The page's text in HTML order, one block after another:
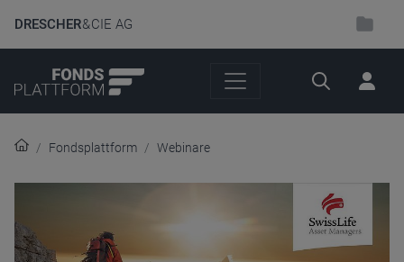
DRESCHER& CIE AG
Suche
Fondsplattform Webinare